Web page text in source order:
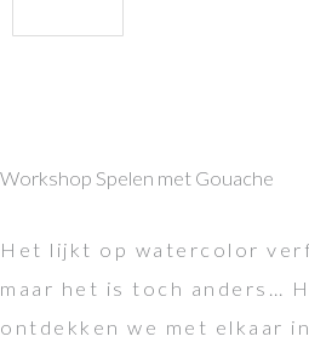
Workshop Spelen met Gouache
Het lijkt op watercolor
maar het is toch anders…
ontdekken we met elkaar